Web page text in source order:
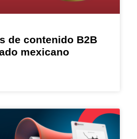
de contenido B2B
mexicano